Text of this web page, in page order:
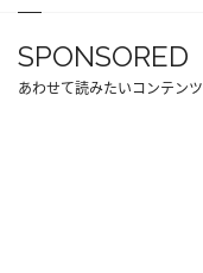
SPONSORED
あわせて読みたいコンテンツ